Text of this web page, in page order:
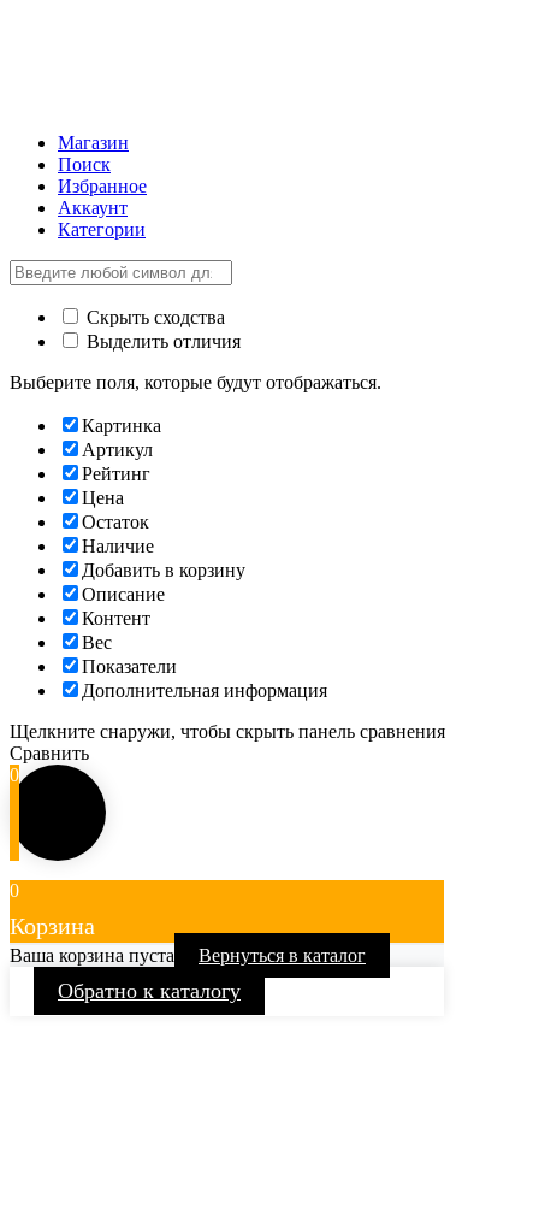
Магазин
Поиск
Избранное
Аккаунт
Категории
Скрыть сходства
Выделить отличия
Выберите поля, которые будут отображаться.
Картинка
Артикул
Рейтинг
Цена
Остаток
Наличие
Добавить в корзину
Описание
Контент
Вес
Показатели
Дополнительная информация
Щелкните снаружи, чтобы скрыть панель сравнения
Сравнить
0
0
Корзина
Ваша корзина пуста Вернуться в каталог
Обратно к каталогу